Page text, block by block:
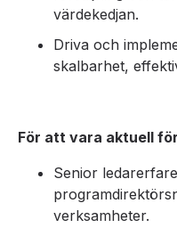
värdekedjan.
Driva och
skalbarhet,
För att vara aktuell
Senior
verksamheter.